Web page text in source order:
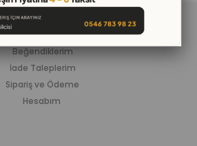
ALIŞVERİŞ BİLGİLERİ
Siparişlerim
Beğendiklerim
İade Taleplerim
Sipariş ve Ödeme
Hesabım